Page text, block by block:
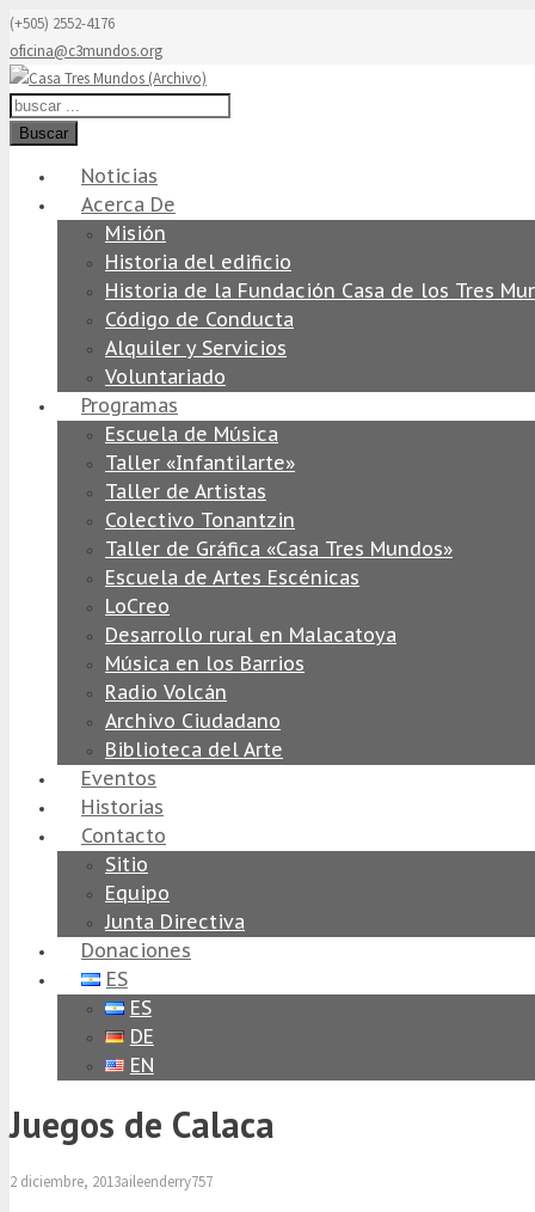
(+505) 2552-4176
oficina@c3mundos.org
Buscar
Noticias
Acerca De
Misión
Historia del edificio
Historia de la Fundación Casa de los Tres
Código de Conducta
Alquiler y Servicios
Voluntariado
Programas
Escuela de Música
Taller «Infantilarte»
Taller de Artistas
Colectivo Tonantzin
Taller de Gráfica «Casa Tres Mundos»
Escuela de Artes Escénicas
LoCreo
Desarrollo rural en Malacatoya
Música en los Barrios
Radio Volcán
Archivo Ciudadano
Biblioteca del Arte
Eventos
Historias
Contacto
Sitio
Equipo
Junta Directiva
Donaciones
ES
ES
DE
EN
Juegos de Calaca
2 diciembre, 2013aileenderry757